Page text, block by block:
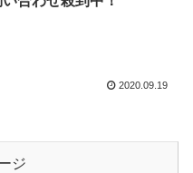
2020.09.19
ジ